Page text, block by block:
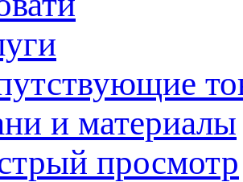
и материалы
просмотр